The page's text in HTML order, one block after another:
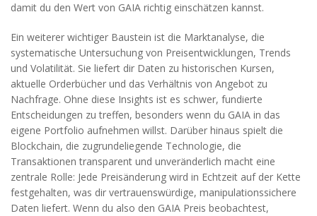
damit du den Wert von GAIA richtig einschätzen kannst.
Ein weiterer wichtiger Baustein ist die Marktanalyse, die
systematische Untersuchung von Preisentwicklungen, Trends
und Volatilität. Sie liefert dir Daten zu historischen Kursen,
aktuelle Orderbücher und das Verhältnis von Angebot zu
Nachfrage. Ohne diese Insights ist es schwer, fundierte
Entscheidungen zu treffen, besonders wenn du GAIA in das
eigene Portfolio aufnehmen willst. Darüber hinaus spielt die
Blockchain, die zugrundeliegende Technologie, die
Transaktionen transparent und unveränderlich macht eine
zentrale Rolle: Jede Preisänderung wird in Echtzeit auf der Kette
festgehalten, was dir vertrauenswürdige, manipulationssichere
Daten liefert. Wenn du also den GAIA Preis beobachtest,